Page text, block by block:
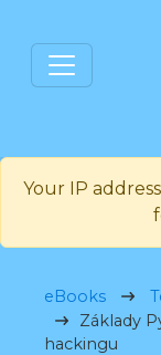
Your IP
eBooks
Základy
hackingu